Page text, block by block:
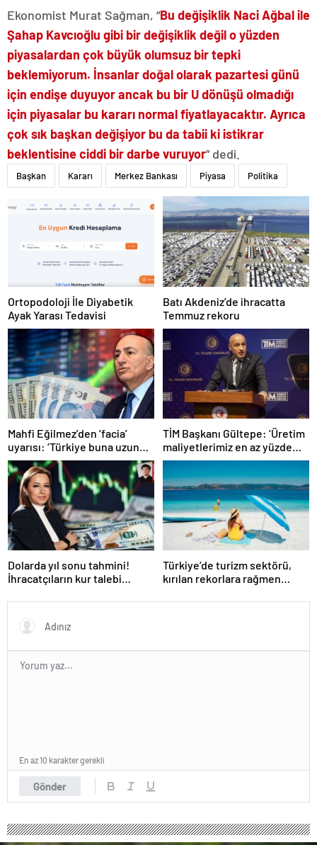
Ekonomist Murat Sağman, “Bu değişiklik Naci Ağbal ile
Şahap Kavcıoğlu gibi bir değişiklik değil o yüzden
piyasalardan çok büyük olumsuz bir tepki
beklemiyorum. İnsanlar doğal olarak pazartesi günü
için endişe duyuyor ancak bu bir U dönüşü olmadığı
için piyasalar bu kararı normal fiyatlayacaktır. Ayrıca
çok sık başkan değişiyor bu da tabii ki istikrar
beklentisine ciddi bir darbe vuruyor” dedi.
Başkan Kararı Merkez Bankası Piyasa Politika
Ortopodoloji İle Diyabetik
Ayak Yarası Tedavisi
Batı Akdeniz’de ihracatta
Temmuz rekoru
Mahfi Eğilmez’den ‘facia’
uyarısı: ‘Türkiye buna uzun
süre katlanamaz…’
TİM Başkanı Gültepe: ‘Üretim
maliyetlerimiz en az yüzde
100 arttı’
Dolarda yıl sonu tahmini!
İhracatçıların kur talebi
Türkiye’de turizm sektörü,
kırılan rekorlara rağmen
Gönder
En az 10 karakter gerekli